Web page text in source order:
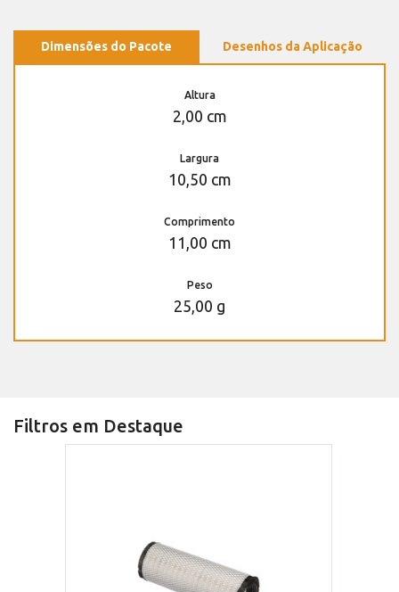
Dimensões do Pacote Desenhos da Aplicação
Altura
2,00 cm
Largura
10,50 cm
Comprimento
11,00 cm
Peso
25,00 g
Filtros em Destaque